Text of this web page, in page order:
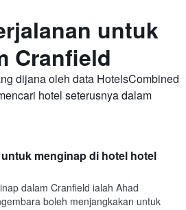
untuk
Cranfield
dijana oleh data HotelsCombined
hotel seterusnya dalam
menginap di hotel hotel
dalam Cranfield ialah Ahad
boleh menjangkakan untuk